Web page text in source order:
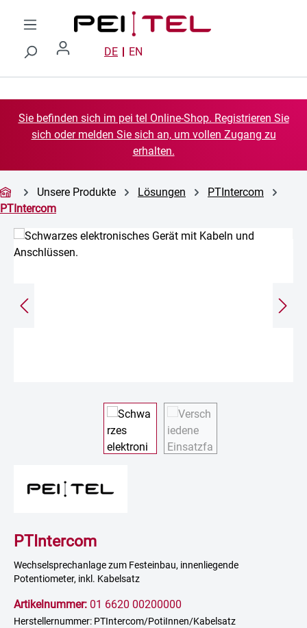
Zum Hauptinhalt springen
DE EN
Sie befinden sich im pei tel Online-Shop. Registrieren Sie
sich oder melden Sie sich an, um vollen Zugang zu
erhalten.
Unsere Produkte Lösungen
PTIntercom
PTIntercom
Bildergalerie überspringen
PTIntercom
Wechselsprechanlage zum Festeinbau, innenliegende
Potentiometer, inkl. Kabelsatz
Artikelnummer: 01 6620 00200000
Herstellernummer: PTIntercom/PotiInnen/Kabelsatz